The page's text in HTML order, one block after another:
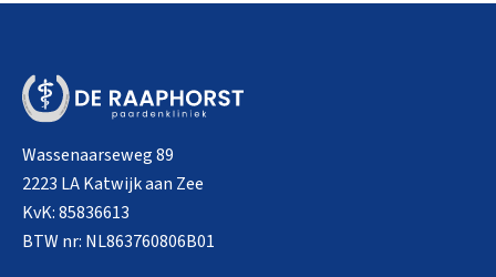
Wassenaarseweg 89
2223 LA Katwijk aan Zee
KvK: 85836613
BTW nr: NL863760806B01